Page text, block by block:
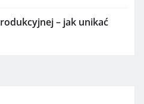
– jak unikać